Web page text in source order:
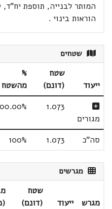
המותר לבנייה, תוספת יח"ד,
הוראות בינוי .
שטחים
ייעוד
שטח
(דונם)
%
מהשטח
מגורים
1.073
סה"כ 1.073
100%
מגרשים
מגרש ייעוד
שטח
(דונם)